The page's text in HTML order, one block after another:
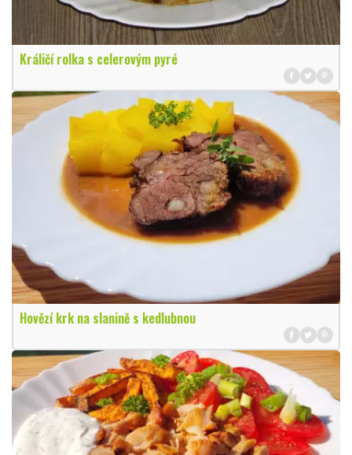
Králičí rolka s celerovým pyré
Hovězí krk na slanině s kedlubnou